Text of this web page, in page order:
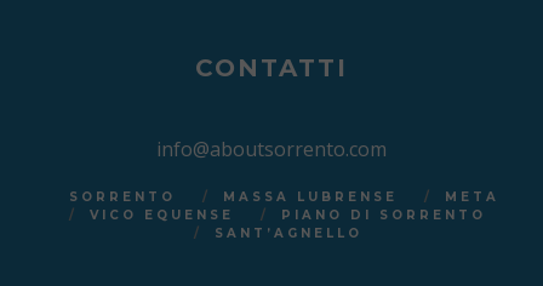
CONTATTI
info@aboutsorrento.com
SORRENTO MASSA LUBRENSE
META
VICO EQUENSE
PIANO DI SORRENTO
SANT’AGNELLO